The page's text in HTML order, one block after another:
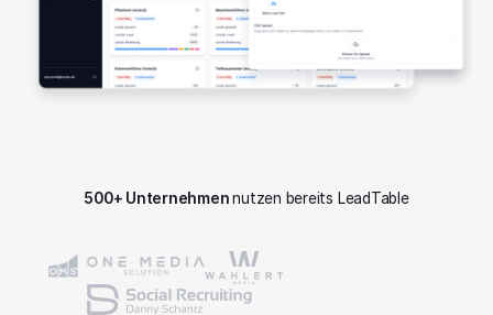
500+ Unternehmennutzen bereits LeadTable